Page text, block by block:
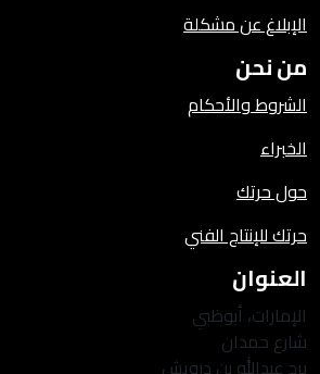
الإبلاغ عن مشكلة
من نحن
الشروط والأحكام
الخبراء
حول حرتك
حرتك للإنتاج الفني
العنوان
الإمارات، أبوظبي
شارع حمدان
برج عبدالله بن درويش